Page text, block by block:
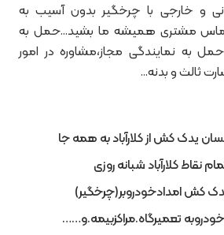
و خارجی با چرخگیر بدون آسیب به
مشتری همیشه ما بشید…حمل به
به نمایندگی مجاز،مشاوره در امور
ثالث و بدنه…
یدک کش از کلارآباد به همه جا
نقاط کلارآباد شبانه روزی
کش امدادخودروبر(چرخگیر)
تعمیرگاه.مراکزبیمه.و……